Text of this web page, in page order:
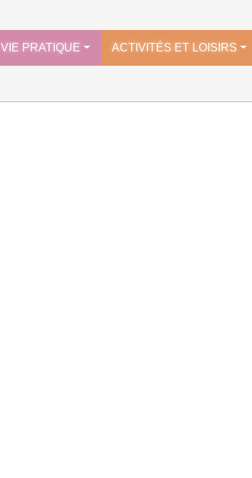
VIE PRATIQUE ACTIVITÉS ET LOISIRS